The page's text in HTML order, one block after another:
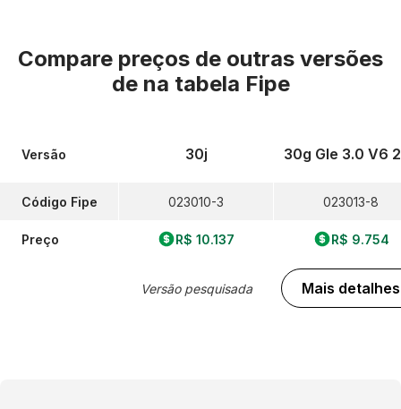
Compare preços de outras versões
de na tabela Fipe
Versão
Código Fipe
Preço
30j
023010-3
R$ 10.137
Versão pesquisada
30g Gle 3.0 V6
023013-8
R$ 9.754
Mais detalhes